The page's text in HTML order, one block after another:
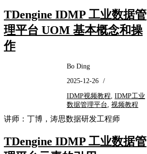
TDengine IDMP 工业数据管
理平台 UOM 基本概念和操
作
Bo Ding
2025-12-26 /
IDMP视频教程 IDMP工业
数据管理平台 视频教程
讲师：丁博，涛思数据研发工程师
TDengine IDMP 工业数据管